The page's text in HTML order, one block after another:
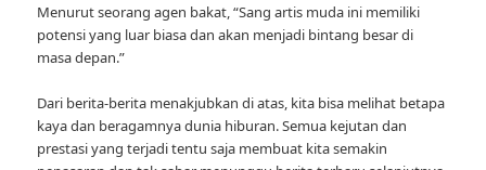
Menurut seorang agen bakat, “Sang artis muda ini memiliki
potensi yang luar biasa dan akan menjadi bintang besar di
masa depan.”
Dari berita-berita menakjubkan di atas, kita bisa melihat betapa
kaya dan beragamnya dunia hiburan. Semua kejutan dan
prestasi yang terjadi tentu saja membuat kita semakin